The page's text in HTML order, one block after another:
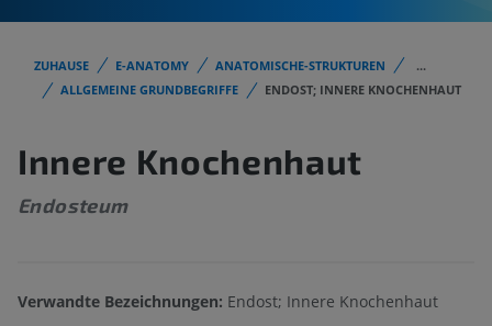
ZUHAUSE E-ANATOMY ANATOMISCHE-STRUKTUREN
...
ALLGEMEINE GRUNDBEGRIFFE
ENDOST; INNERE KNOCHENHAUT
Innere Knochenhaut
Endosteum
Verwandte Bezeichnungen: Endost; Innere Knochenhaut